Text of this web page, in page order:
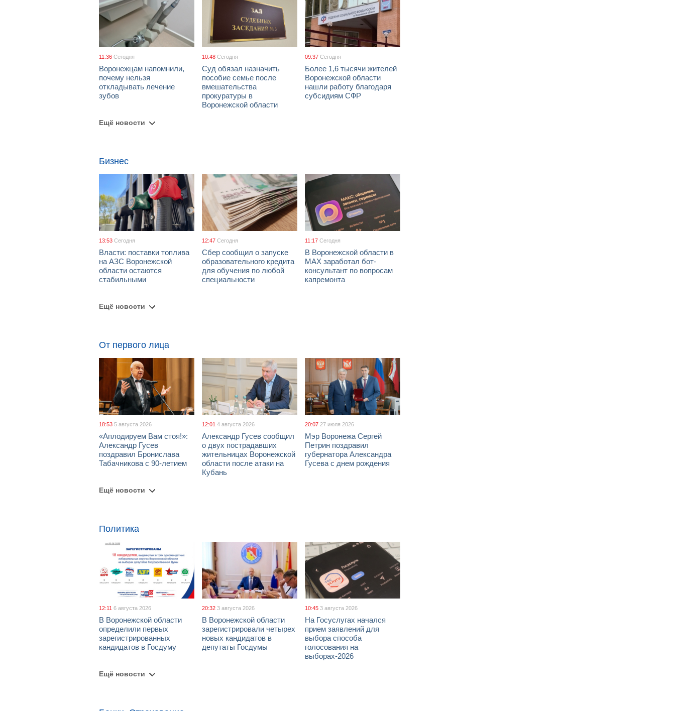
11:36 Сегодня
Воронежцам напомнили,
почему нельзя
откладывать лечение
зубов
10:48 Сегодня
Суд обязал назначить
пособие семье после
вмешательства
прокуратуры в
Воронежской области
09:37 Сегодня
Более 1,6 тысячи жителей
Воронежской области
нашли работу благодаря
субсидиям СФР
Ещё новости
Бизнес
13:53 Сегодня
Власти: поставки топлива
на АЗС Воронежской
области остаются
стабильными
12:47 Сегодня
Сбер сообщил о запуске
образовательного кредита
для обучения по любой
специальности
11:17 Сегодня
В Воронежской области в
МАХ заработал бот-
консультант по вопросам
капремонта
Ещё новости
От первого лица
18:53 5 августа 2026
«Аплодируем Вам стоя!»:
Александр Гусев
поздравил Бронислава
Табачникова с 90-летием
12:01 4 августа 2026
Александр Гусев сообщил
о двух пострадавших
жительницах Воронежской
области после атаки на
Кубань
20:07 27 июля 2026
Мэр Воронежа Сергей
Петрин поздравил
губернатора Александра
Гусева с днем рождения
Ещё новости
Политика
12:11 6 августа 2026
В Воронежской области
определили первых
зарегистрированных
кандидатов в Госдуму
20:32 3 августа 2026
В Воронежской области
зарегистрировали четырех
новых кандидатов в
депутаты Госдумы
10:45 3 августа 2026
На Госуслугах начался
прием заявлений для
выбора способа
голосования на
выборах-2026
Ещё новости